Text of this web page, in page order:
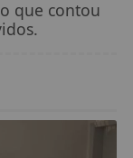
que contou